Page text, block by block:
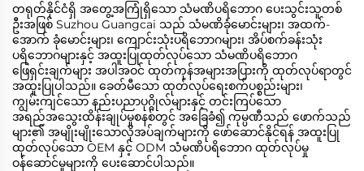
တရုတ်နိုင်ငံရှိ အတွေ့အကြုံရှိသော သံမဏိပရိဘောဂ ပေးသွင်းသူတစ်
ဦးအဖြစ် Suzhou Guangcai သည် သံမဏိခုံမောင်းများ၊ အထက်-
အောက် ခုံမောင်းများ၊ ကျောင်းသုံးပရိဘောဂများ၊ အိပ်စက်ခန်းသုံး
ပရိဘောဂများနှင့် အထူးပြုထုတ်လုပ်သော သံမဏိပရိဘောဂ
ဖြေရှင်းချက်များ အပါအဝင် ထုတ်ကုန်အများအပြားကို ထုတ်လုပ်ရာတွင်
အထူးပြုပါသည်။ ခေတ်မီသော ထုတ်လုပ်ရေးစက်ပစ္စည်းများ၊
ကျွမ်းကျင်သော နည်းပညာပုဂ္ဂိုလ်များနှင့် တင်းကြပ်သော
အရည်အသွေးထိန်းချုပ်မှုစနစ်တွင် အခြေခံ၍ ကုမ္ပဏီသည် ဖောက်သည်
များ၏ အမျိုးမျိုးသောလိုအပ်ချက်များကို ဖော်ဆောင်နိုင်ရန် အထူးပြု
ထုတ်လုပ်သော OEM နှင့် ODM သံမဏိပရိဘောဂ ထုတ်လုပ်မှု
ဝန်ဆောင်မှုများကို ပေးဆောင်ပါသည်။